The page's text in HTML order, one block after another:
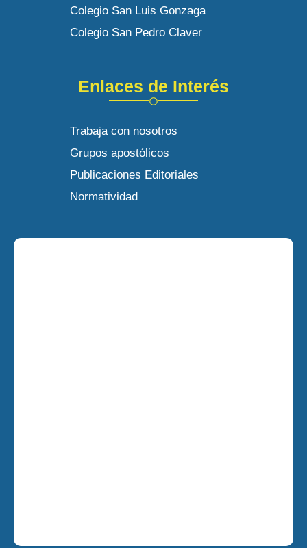
Colegio San Luis Gonzaga
Colegio San Pedro Claver
Enlaces de Interés
Trabaja con nosotros
Grupos apostólicos
Publicaciones Editoriales
Normatividad